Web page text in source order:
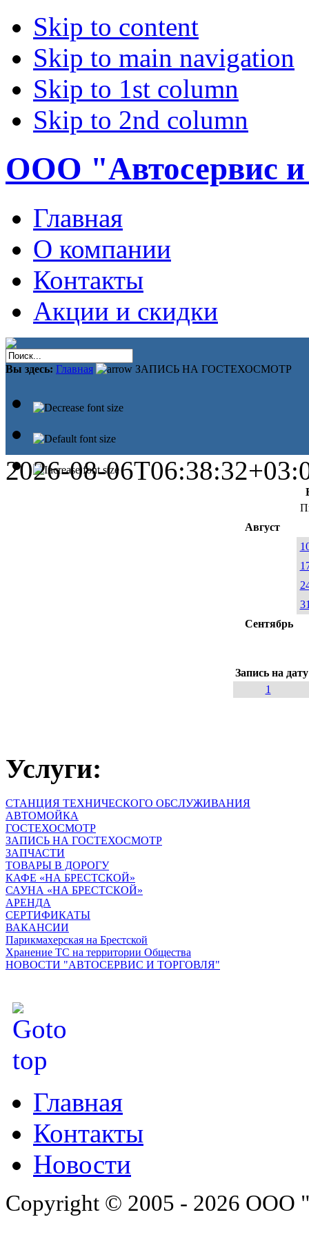
Skip to content
Skip to main navigation
Skip to 1st column
Skip to 2nd column
ООО "Автосервис и
Главная
О компании
Контакты
Акции и скидки
Вы здесь: Главная ЗАПИСЬ НА ГОСТЕХОСМОТР
2026-08-
Август
Сентябрь
Запись на
1
Услуги:
СТАНЦИЯ ТЕХНИЧЕСКОГО ОБСЛУЖИВАНИЯ
АВТОМОЙКА
ГОСТЕХОСМОТР
ЗАПИСЬ НА ГОСТЕХОСМОТР
ЗАПЧАСТИ
ТОВАРЫ В ДОРОГУ
КАФЕ «НА БРЕСТСКОЙ»
САУНА «НА БРЕСТСКОЙ»
АРЕНДА
СЕРТИФИКАТЫ
ВАКАНСИИ
Парикмахерская на Брестской
Хранение ТС на территории Общества
НОВОСТИ "АВТОСЕРВИС И ТОРГОВЛЯ"
Главная
Контакты
Новости
Copyright © 2005 - 2026 ООО